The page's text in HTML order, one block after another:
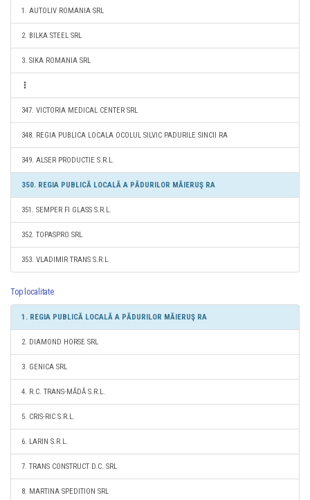
1. AUTOLIV ROMANIA SRL
2. BILKA STEEL SRL
3. SIKA ROMANIA SRL
347. VICTORIA MEDICAL CENTER SRL
348. REGIA PUBLICA LOCALA OCOLUL SILVIC PADURILE SINCII RA
349. ALSER PRODUCTIE S.R.L.
350. REGIA PUBLICĂ LOCALĂ A PĂDURILOR MĂIERUŞ RA
351. SEMPER FI GLASS S.R.L.
352. TOPASPRO SRL
353. VLADIMIR TRANS S.R.L.
Top localitate
1. REGIA PUBLICĂ LOCALĂ A PĂDURILOR MĂIERUŞ RA
2. DIAMOND HORSE SRL
3. GENICA SRL
4. R.C. TRANS-MĂDĂ S.R.L.
5. CRIS-RIC S.R.L.
6. LARIN S.R.L.
7. TRANS CONSTRUCT D.C. SRL
8. MARTINA SPEDITION SRL